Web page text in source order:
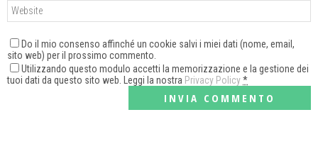
Do il mio consenso affinché un cookie salvi i miei dati (nome, email,
sito web) per il prossimo commento.
Utilizzando questo modulo accetti la memorizzazione e la gestione dei
tuoi dati da questo sito web. Leggi la nostra Privacy Policy*